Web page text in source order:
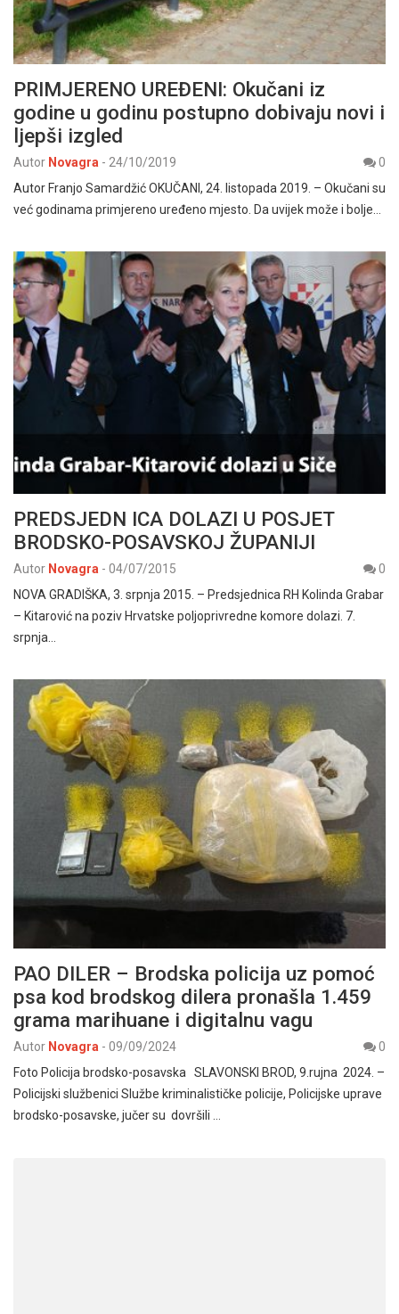
PRIMJERENO UREĐENI: Okučani iz
godine u godinu postupno dobivaju novi i
ljepši izgled
Autor Novagra - 24/10/2019
0
Autor Franjo Samardžić OKUČANI, 24. listopada 2019. – Okučani su
već godinama primjereno uređeno mjesto. Da uvijek može i bolje…
PREDSJEDN ICA DOLAZI U POSJET
BRODSKO-POSAVSKOJ ŽUPANIJI
Autor Novagra - 04/07/2015
0
NOVA GRADIŠKA, 3. srpnja 2015. – Predsjednica RH Kolinda Grabar
– Kitarović na poziv Hrvatske poljoprivredne komore dolazi. 7.
srpnja…
PAO DILER – Brodska policija uz pomoć
psa kod brodskog dilera pronašla 1.459
grama marihuane i digitalnu vagu
Autor Novagra - 09/09/2024
0
Foto Policija brodsko-posavska SLAVONSKI BROD, 9.rujna 2024. –
Policijski službenici Službe kriminalističke policije, Policijske uprave
brodsko-posavske, jučer su dovršili …